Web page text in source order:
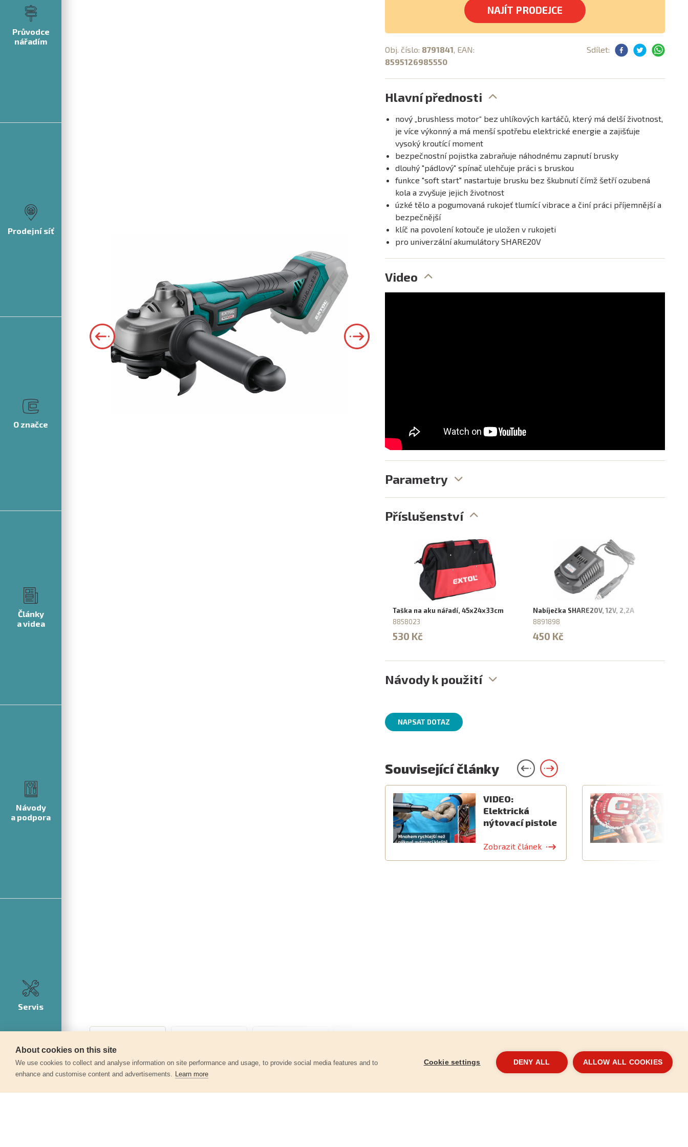
Průvodce
nářadím
Prodejní síť
O značce
Články
a videa
Návody
a podpora
Servis
NAJÍT PRODEJCE
Obj. číslo: 8791841, EAN:
8595126985550
Sdílet:
Hlavní přednosti
nový „brushless motor“ bez uhlíkových kartáčů, který má delší životnost,
je více výkonný a má menší spotřebu elektrické energie a zajišťuje
vysoký kroutící moment
bezpečnostní pojistka zabraňuje náhodnému zapnutí brusky
dlouhý "pádlový" spínač ulehčuje práci s bruskou
funkce "soft start" nastartuje brusku bez škubnutí čímž šetří ozubená
kola a zvyšuje jejich životnost
úzké tělo a pogumovaná rukojeť tlumící vibrace a činí práci příjemnější a
bezpečnější
klíč na povolení kotouče je uložen v rukojeti
pro univerzální akumulátory SHARE20V
Video
Parametry
Příslušenství
Taška na aku nářadí, 45x24x33cm
8858023
530 Kč
Nabíječka SHARE20V, 12V, 2,2A
8891898
450 Kč
Návody k použití
NAPSAT DOTAZ
Související články
VIDEO:
Elektrická
nýtovací pistole
Zobrazit článek
About cookies on this site
We use cookies to collect and analyse information on site performance and usage, to provide social media features and to
enhance and customise content and advertisements. Learn more
Cookie settings DENY ALL ALLOW ALL COOKIES